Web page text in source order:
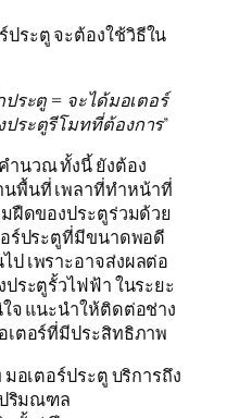
ระตู จะต้องใช้วิธีใน
ระตู = จะได้มอเตอร์
ระตูรีโมทที่ต้องการ”
ำนวณ ทั้งนี้ ยังต้อง
พื้นที่ เพลาที่ทำหน้าที่
ฝืดของประตูร่วมด้วย
ร์ประตูที่มีขนาดพอดี
ป เพราะอาจส่งผลต่อ
ระตูรั้วไฟฟ้า ในระยะ
จ แนะนำให้ติดต่อช่าง
เตอร์ที่มีประสิทธิภาพ
อเตอร์ประตู บริการถึง
ปริมณฑล